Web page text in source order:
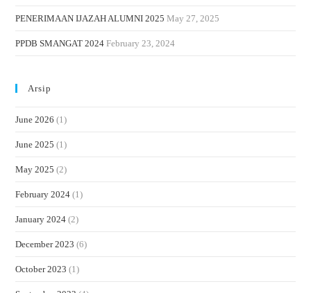
PENERIMAAN IJAZAH ALUMNI 2025 May 27, 2025
PPDB SMANGAT 2024 February 23, 2024
Arsip
June 2026 (1)
June 2025 (1)
May 2025 (2)
February 2024 (1)
January 2024 (2)
December 2023 (6)
October 2023 (1)